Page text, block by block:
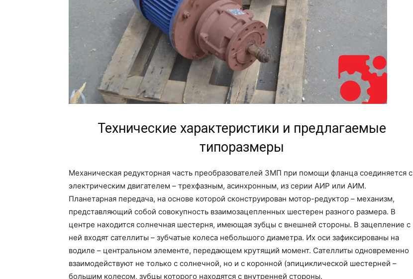
Технические характеристики и предлагаемые
типоразмеры
Механическая редукторная часть преобразователей 3МП при помощи фланца соединяется с
электрическим двигателем – трехфазным, асинхронным, из серии АИР или АИМ.
Планетарная передача, на основе которой сконструирован мотор-редуктор – механизм,
представляющий собой совокупность взаимозацепленных шестерен разного размера. В
центре находится солнечная шестерня, имеющая зубцы с внешней стороны. В зацепление с
ней входят сателлиты – зубчатые колеса небольшого диаметра. Их оси зафиксированы на
водиле – центральном элементе, передающем крутящий момент. Сателлиты одновременно
взаимодействуют не только с солнечной, но и с коронной (эпициклической шестерней –
большим колесом, зубцы которого находятся с внутренней стороны.